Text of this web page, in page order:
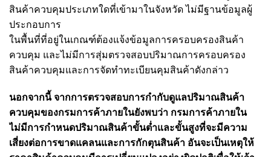
สินค้าควบคุมประเภทใดที่เข้ามาในจังหวัด ไม่มีฐานข้อมูลผู้
ประกอบการ
ในพื้นที่ที่อยู่ในเกณฑ์ต้องแจ้งข้อมูลการครอบครองสินค้า
ควบคุม และไม่มีการสุ่มตรวจสอบปริมาณการครอบครอง
สินค้าควบคุมและการจัดทำทะเบียนคุมสินค้าดังกล่าว
นอกจากนี้ จากการตรวจสอบการกำกับดูแลปริมาณสินค้า
ควบคุมของกรมการค้าภายในยังพบว่า กรมการค้าภายใน
ไม่มีการกำหนดปริมาณสินค้าขั้นต่ำและขั้นสูงที่จะมีความ
เสี่ยงต่อการขาดแคลนและการกักตุนสินค้า อันจะเป็นเหตุให้